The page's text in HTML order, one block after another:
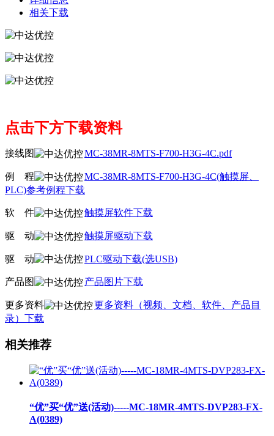
相关下载
点击下方下载资料
接线图 MC-38MR-8MTS-F700-H3G-4C.pdf
例 程
MC-38MR-8MTS-F700-H3G-4C(触摸屏、
PLC)参考例程下载
软 件 触摸屏软件下载
驱 动 触摸屏驱动下载
驱 动 PLC驱动下载(选USB)
产品图 产品图片下载
更多资料
更多资料（视频、文档、软件、产品目
录）下载
相关推荐
“优”买“优”送(活动)-----MC-18MR-4MTS-DVP283-FX-
A(0389)